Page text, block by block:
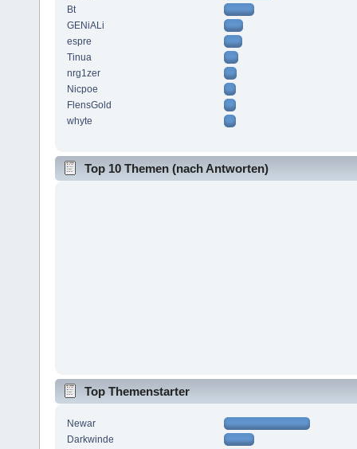
Bt
GENiALi
espre
Tinua
nrg1zer
Nicpoe
FlensGold
whyte
Top 10 Themen (nach Antworten)
Top Themenstarter
Newar
Darkwinde